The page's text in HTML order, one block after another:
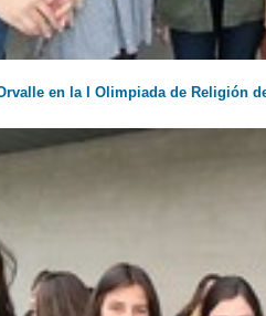
en la I Olimpiada de Religión